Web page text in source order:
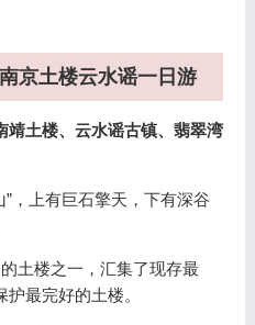
京土楼云水谣一日游
靖土楼、云水谣古镇、翡翠湾
，上有巨石擎天，下有深谷
土楼之一，汇集了现存最
最完好的土楼。